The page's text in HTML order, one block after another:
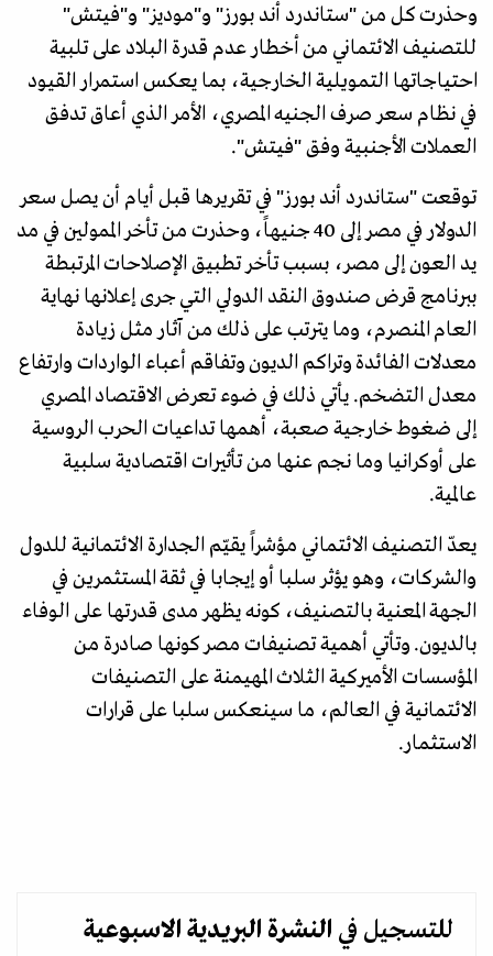
وحذرت كل من "ستاندرد أند بورز" و"موديز" و"فيتش"
للتصنيف الائتماني من أخطار عدم قدرة البلاد على تلبية
احتياجاتها التمويلية الخارجية، بما يعكس استمرار القيود
في نظام سعر صرف الجنيه المصري، الأمر الذي أعاق تدفق
العملات الأجنبية وفق "فيتش".
توقعت "ستاندرد أند بورز" في تقريرها قبل أيام أن يصل سعر
الدولار في مصر إلى 40 جنيهاً، وحذرت من تأخر الممولين في مد
يد العون إلى مصر، بسبب تأخر تطبيق الإصلاحات المرتبطة
ببرنامج قرض صندوق النقد الدولي التي جرى إعلانها نهاية
العام المنصرم، وما يترتب على ذلك من آثار مثل زيادة
معدلات الفائدة وتراكم الديون وتفاقم أعباء الواردات وارتفاع
معدل التضخم. يأتي ذلك في ضوء تعرض الاقتصاد المصري
إلى ضغوط خارجية صعبة، أهمها تداعيات الحرب الروسية
على أوكرانيا وما نجم عنها من تأثيرات اقتصادية سلبية
عالمية.
يعدّ التصنيف الائتماني مؤشراً يقيّم الجدارة الائتمانية للدول
والشركات، وهو يؤثر سلبا أو إيجابا في ثقة المستثمرين في
الجهة المعنية بالتصنيف، كونه يظهر مدى قدرتها على الوفاء
بالديون. وتأتي أهمية تصنيفات مصر كونها صادرة من
المؤسسات الأميركية الثلاث المهيمنة على التصنيفات
الائتمانية في العالم، ما سينعكس سلبا على قرارات
الاستثمار.
للتسجيل في النشرة البريدية الاسبوعية